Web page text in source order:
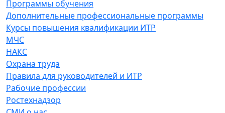
Программы обучения
Дополнительные профессиональные программы
Курсы повышения квалификации ИТР
МЧС
НАКС
Охрана труда
Правила для руководителей и ИТР
Рабочие профессии
Ростехнадзор